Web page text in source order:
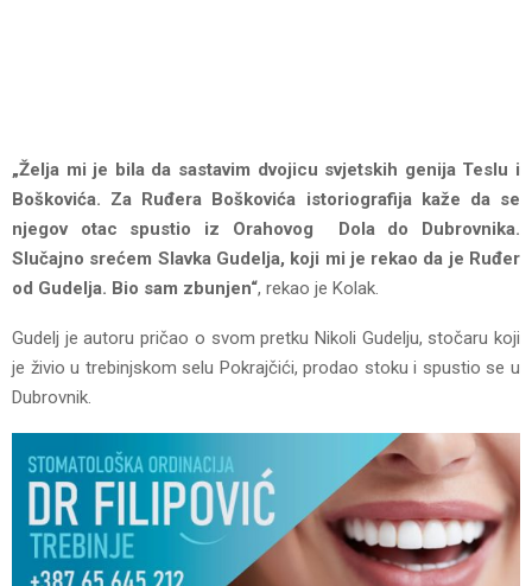
„Želja mi je bila da sastavim dvojicu svjetskih genija Teslu i
Boškovića. Za Ruđera Boškovića istoriografija kaže da se
njegov otac spustio iz Orahovog Dola do Dubrovnika.
Slučajno srećem Slavka Gudelja, koji mi je rekao da je Ruđer
od Gudelja. Bio sam zbunjen“, rekao je Kolak.
Gudelj je autoru pričao o svom pretku Nikoli Gudelju, stočaru koji
je živio u trebinjskom selu Pokrajčići, prodao stoku i spustio se u
Dubrovnik.